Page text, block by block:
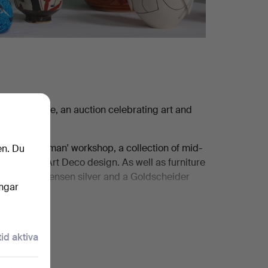
Sale, an auction celebrating art and
'Mouseman' workshop, a collection of mid-
and Art Deco design. As well as furniture
Georg Jensen silver and a Goldscheider
Du
aktiva